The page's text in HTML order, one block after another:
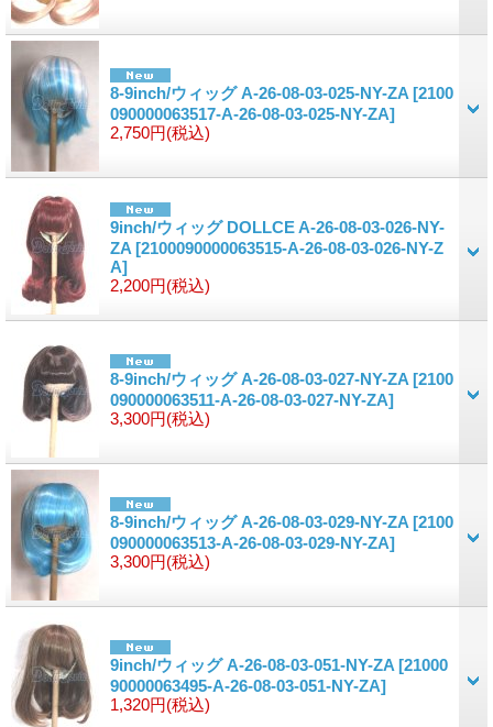
8-9inch/ウィッグ A-26-08-03-025-NY-ZA [2100
090000063517-A-26-08-03-025-NY-ZA]
2,750円(税込)
9inch/ウィッグ DOLLCE A-26-08-03-026-NY-
ZA [2100090000063515-A-26-08-03-026-NY-Z
A]
2,200円(税込)
8-9inch/ウィッグ A-26-08-03-027-NY-ZA [2100
090000063511-A-26-08-03-027-NY-ZA]
3,300円(税込)
8-9inch/ウィッグ A-26-08-03-029-NY-ZA [2100
090000063513-A-26-08-03-029-NY-ZA]
3,300円(税込)
9inch/ウィッグ A-26-08-03-051-NY-ZA [21000
90000063495-A-26-08-03-051-NY-ZA]
1,320円(税込)